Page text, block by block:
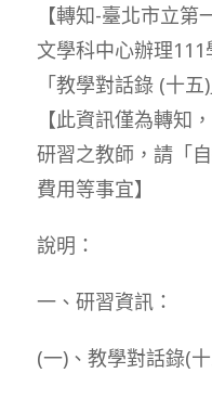
【轉知-臺北市立
文學科中心辦理
「教學對話錄 (十五)
【此資訊僅為轉知
研習之教師，請「
費用等事宜】
說明：
一、研習資訊：
(一)、教學對話錄(